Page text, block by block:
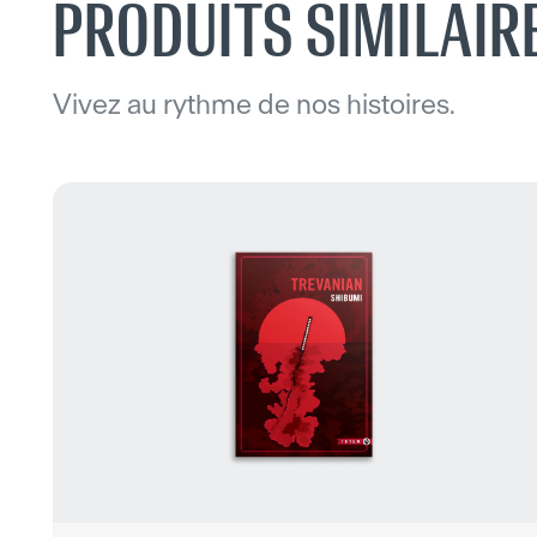
PRODUITS
Vivez au rythme de nos histoires.